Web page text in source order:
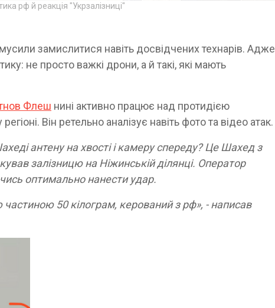
рф й реакція "Укрзалізниці"
замислитися навіть досвідчених технарів. Адже
не просто важкі дрони, а й такі, які мають
Флеш нині активно працює над протидією
Він ретельно аналізує навіть фото та відео атак.
антену на хвості і камеру спереду? Це Шахед з
залізницю на Ніжинській ділянці. Оператор
оптимально нанести удар.
50 кілограм, керований з рф», - написав